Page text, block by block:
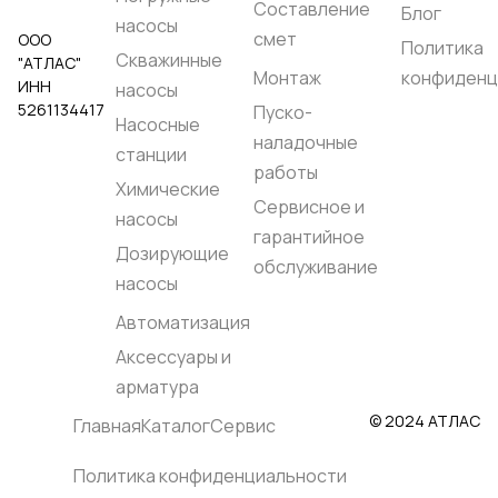
твердых частиц, мм::
0.5
Высота всасывания,
метры::4
Наличие инвертера::
Нет
Максимальное
рабочее давление,
центрального блока::
Клапан:: PTFE
Родина бренда::
производства::
ООО
"АТЛАС"
ИНН
5261134417
насосы
Скважинные
насосы
Насосные
станции
Химические
насосы
Дозирующие
насосы
Автоматизация
Аксессуары и
арматура
Составление
смет
Монтаж
Пуско-
наладочные
работы
Сервисное и
гарантийное
обслуживание
Блог
Политика
ГлавнаяКаталогСервис
Политика конфиденциальности
© 2024 АТЛАС